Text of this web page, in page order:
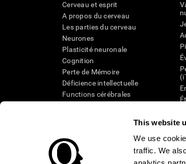
This website
We use
traffic. We
Cerveau et esprit
A propos du cerveau
Les parties du cerveau
Neurones
Plasticité neuronale
Cognition
Perte de Mémoire
Déficience intellectuelle
Functions cérébrales